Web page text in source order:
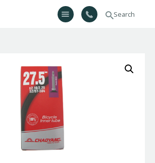
Bikelab
Με Εμάς
μου